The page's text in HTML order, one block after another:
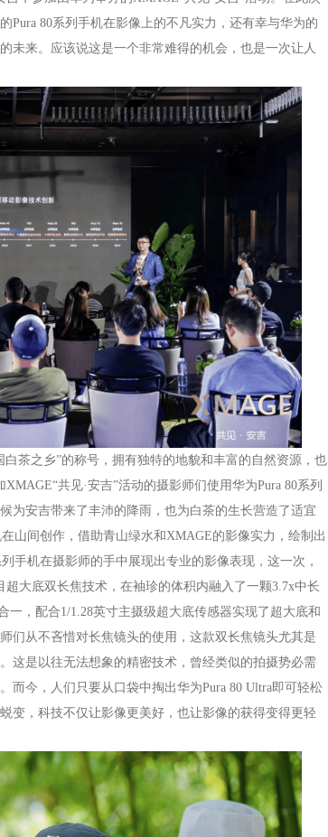
Pura 80系列手机在影像上的不凡实力，还有幸与华为的
未来。应该说这是一个非常难得的机会，也是一次让人
之乡”的称号，拥有独特的地貌和丰富的自然资源，也
共见·安吉”活动的摄影师们使用华为Pura 80系列
为安吉带来了丰沛的降雨，也为白茶的生长营造了适宜
山间创作，借助青山绿水和XMAGE的影像实力，绘制出
手机在摄影师的手中展现出专业的影像表现，这一次，
超大底双长焦技术，在袖珍的体积内融入了一颗3.7x中长
一，配合1/1.28英寸主摄级超大底传感器实现了超大底和
们从不吝惜对长焦镜头的使用，这款双长焦镜头尤其是
这是以往无法想象的精密技术，曾经类似的拍摄势必需
而今，人们只要从口袋中掏出华为Pura 80 Ultra即可轻松
变，科技不仅让影像更美好，也让影像的获得变得更轻